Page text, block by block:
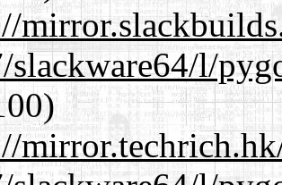
slackware64/l/